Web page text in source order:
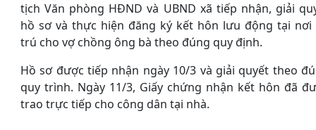
tịch Văn phòng HĐND và UBND xã tiếp nhận, giải
hồ sơ và thực hiện đăng ký kết hôn lưu động tại nơi
trú cho vợ chồng ông bà theo đúng quy định.
Hồ sơ được tiếp nhận ngày 10/3 và giải quyết theo
quy trình. Ngày 11/3, Giấy chứng nhận kết hôn đã
trao trực tiếp cho công dân tại nhà.